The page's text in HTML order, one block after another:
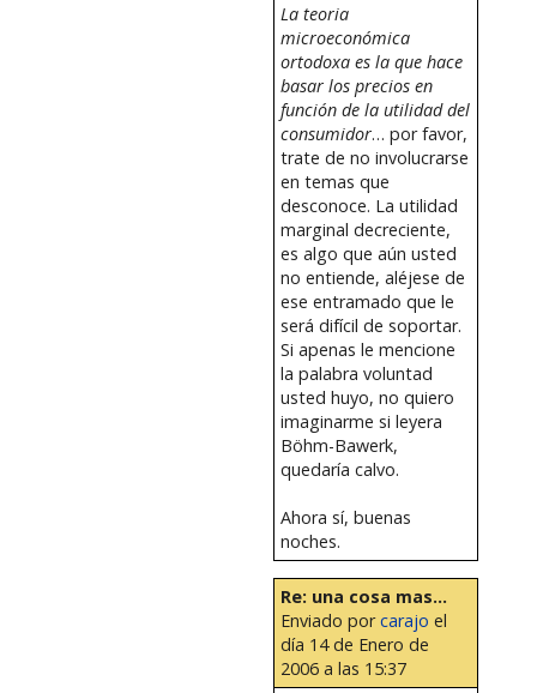
La teoria
microeconómica
ortodoxa es la que hace
basar los precios en
función de la utilidad del
consumidor… por favor,
trate de no involucrarse
en temas que
desconoce. La utilidad
marginal decreciente,
es algo que aún usted
no entiende, aléjese de
ese entramado que le
será difícil de soportar.
Si apenas le mencione
la palabra voluntad
usted huyo, no quiero
imaginarme si leyera
Böhm-Bawerk,
quedaría calvo.
Ahora sí, buenas
noches.
Re: una cosa mas...
Enviado porcarajo el
día 14 de Enero de
2006 a las 15:37